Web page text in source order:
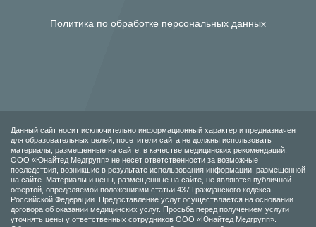
Политика по обработке персональных данных
Данный сайт носит исключительно информационный характер и предназначен
для образовательных целей, посетители сайта не должны использовать
материалы, размещенные на сайте, в качестве медицинских рекомендаций.
ООО «Юнайтед Медгрупп» не несет ответственности за возможные
последствия, возникшие в результате использования информации, размещенной
на сайте. Материалы и цены, размещенные на сайте, не являются публичной
офертой, определяемой положениями статьи 437 Гражданского кодекса
Российской Федерации. Предоставление услуг осуществляется на основании
договора об оказании медицинских услуг. Просьба перед получением услуги
уточнять цены у ответственных сотрудников ООО «Юнайтед Медгрупп».